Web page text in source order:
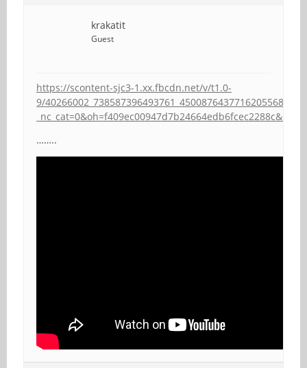
krakatit
Guest
https://scontent-sjc3-1.xx.fbcdn.net/v/t1.0-
9/
……..